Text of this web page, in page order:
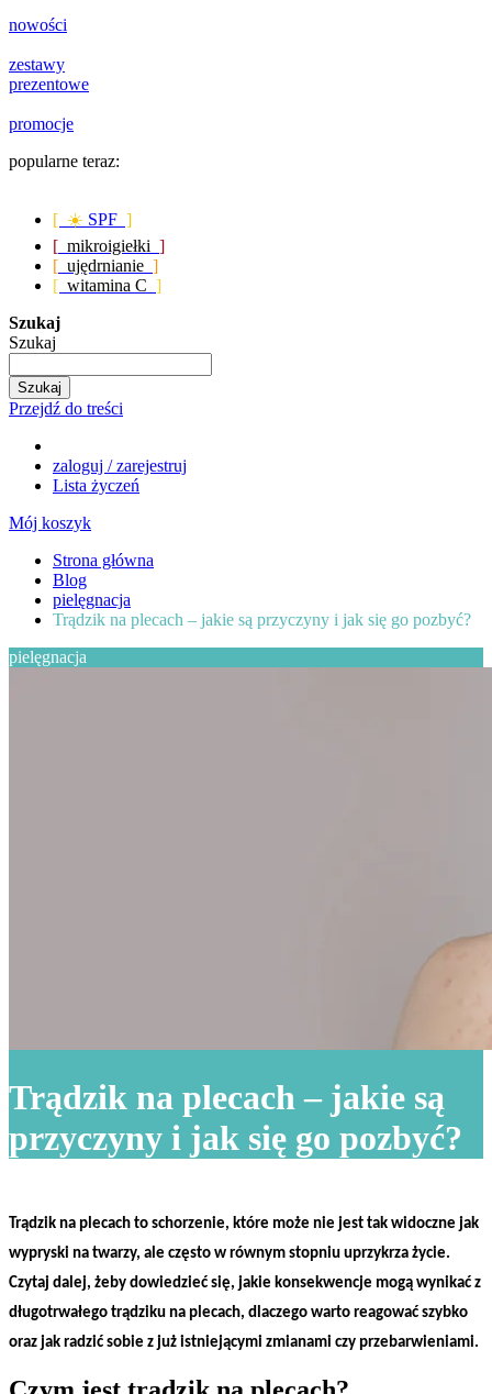
nowości
zestawy
prezentowe
promocje
popularne teraz:
[ ☀️ SPF ]
[ mikroigiełki ]
[ ujędrnianie ]
[ witamina C ]
Szukaj
Szukaj
Szukaj
Przejdź do treści
zaloguj / zarejestruj
Lista życzeń
Mój koszyk
Strona główna
Blog
pielęgnacja
Trądzik na plecach – jakie są przyczyny i jak się go pozbyć?
pielęgnacja
Trądzik na plecach – jakie są
przyczyny i jak się go pozbyć?
Trądzik na plecach to schorzenie, które może nie jest tak widoczne jak
wypryski na twarzy, ale często w równym stopniu uprzykrza życie.
Czytaj dalej, żeby dowiedzieć się, jakie konsekwencje mogą wynikać z
długotrwałego trądziku na plecach, dlaczego warto reagować szybko
oraz jak radzić sobie z już istniejącymi zmianami czy przebarwieniami.